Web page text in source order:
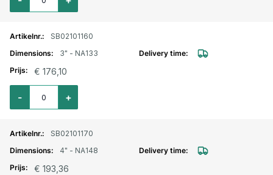
SB02101160
3" - NA133
€ 176,10
Aantal voor Storz lm. aansluitstuk buitendraad draaibaar 3" - NA133
+
-
SB02101170
4" - NA148
€ 193,36